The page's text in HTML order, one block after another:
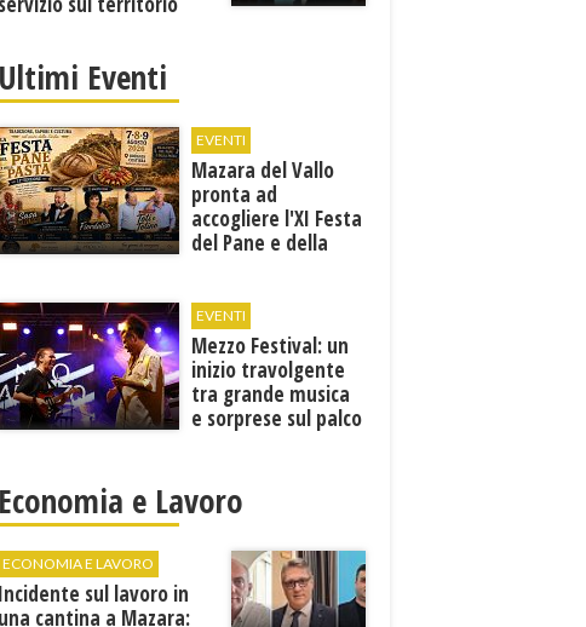
Ultimi Eventi
EVENTI
Mazara del Vallo
pronta ad
accogliere l'XI Festa
del Pane e della
EVENTI
Mezzo Festival: un
inizio travolgente
tra grande musica
e sorprese sul palco
Economia e Lavoro
ECONOMIA E LAVORO
Incidente sul lavoro in
una cantina a Mazara: